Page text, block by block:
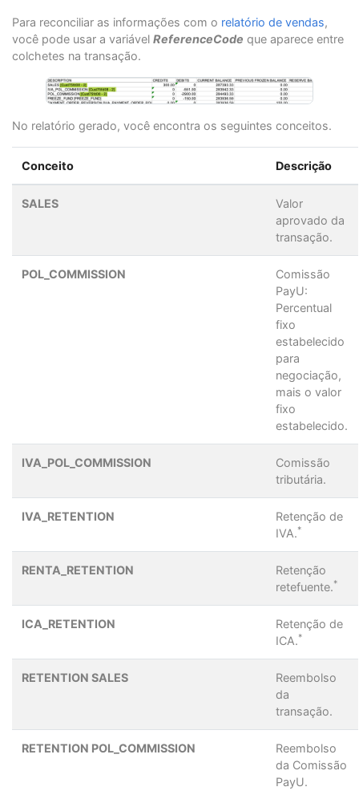
Para reconciliar as informações com o relatório de vendas,
você pode usar a variável ReferenceCode que aparece entre
colchetes na transação.
No relatório gerado, você encontra os seguintes conceitos.
Conceito Descrição
SALES
Valor
aprovado da
transação.
POL_COMMISSION
Comissão
PayU:
Percentual
fixo
estabelecido
para
negociação,
mais o valor
fixo
estabelecido.
IVA_POL_COMMISSION
Comissão
tributária.
IVA_RETENTION
Retenção de
IVA.*
RENTA_RETENTION
Retenção
retefuente.*
ICA_RETENTION
Retenção de
ICA.*
RETENTION SALES
Reembolso
da
transação.
RETENTION POL_COMMISSION
Reembolso
da Comissão
PayU.